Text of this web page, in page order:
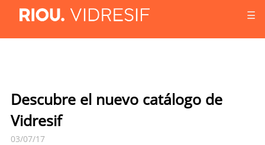
☰
Descubre el nuevo catálogo de
Vidresif
03/07/17